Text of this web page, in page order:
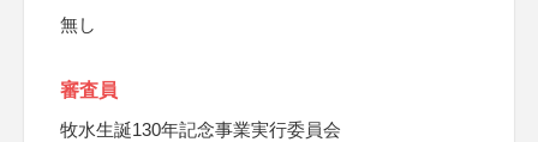
無し
審査員
牧水生誕130年記念事業実行委員会